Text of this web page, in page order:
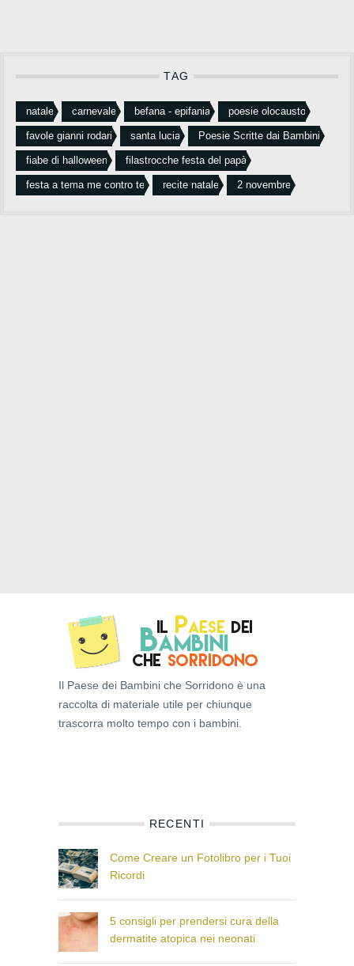
TAG
natale carnevale befana - epifania poesie olocausto
favole gianni rodari santa lucia Poesie Scritte dai Bambini
fiabe di halloween filastrocche festa del papà
festa a tema me contro te recite natale 2 novembre
Il Paese dei Bambini che Sorridono è una
raccolta di materiale utile per chiunque
trascorra molto tempo con i bambini.
RECENTI
Come Creare un Fotolibro per i Tuoi
Ricordi
5 consigli per prendersi cura della
dermatite atopica nei neonati